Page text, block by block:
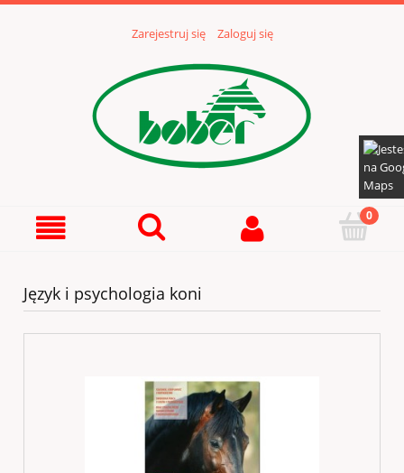
Zarejestruj się Zaloguj się
Język i psychologia koni